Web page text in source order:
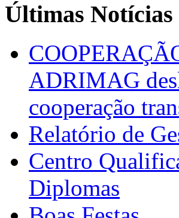
Últimas Notícias
ADRIMAG
cooperação
Relatório de
Centro
Diplomas